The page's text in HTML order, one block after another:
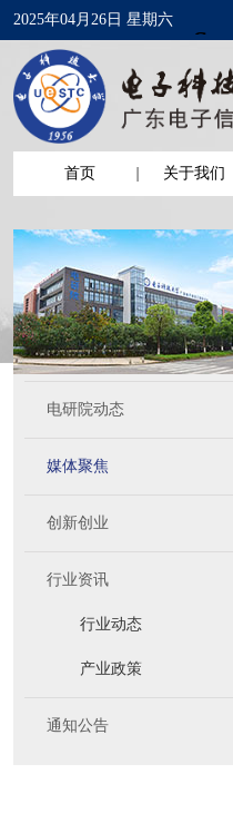
2025年04月26日 星期六
首页 关于我们
电研院动态
媒体聚焦
创新创业
行业资讯
行业动态
产业政策
通知公告